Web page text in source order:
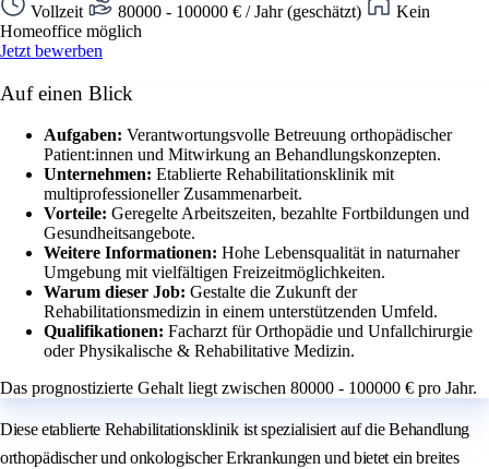
Vollzeit 80000 - 100000 € / Jahr (geschätzt)
Kein
Homeoffice möglich
Jetzt bewerben
Auf einen Blick
Aufgaben: Verantwortungsvolle Betreuung orthopädischer
Patient:innen und Mitwirkung an Behandlungskonzepten.
Unternehmen: Etablierte Rehabilitationsklinik mit
multiprofessioneller Zusammenarbeit.
Vorteile: Geregelte Arbeitszeiten, bezahlte Fortbildungen und
Gesundheitsangebote.
Weitere Informationen: Hohe Lebensqualität in naturnaher
Umgebung mit vielfältigen Freizeitmöglichkeiten.
Warum dieser Job: Gestalte die Zukunft der
Rehabilitationsmedizin in einem unterstützenden Umfeld.
Qualifikationen: Facharzt für Orthopädie und Unfallchirurgie
oder Physikalische & Rehabilitative Medizin.
Das prognostizierte Gehalt liegt zwischen 80000 - 100000 € pro Jahr.
Diese etablierte Rehabilitationsklinik ist spezialisiert auf die Behandlung
orthopädischer und onkologischer Erkrankungen und bietet ein breites